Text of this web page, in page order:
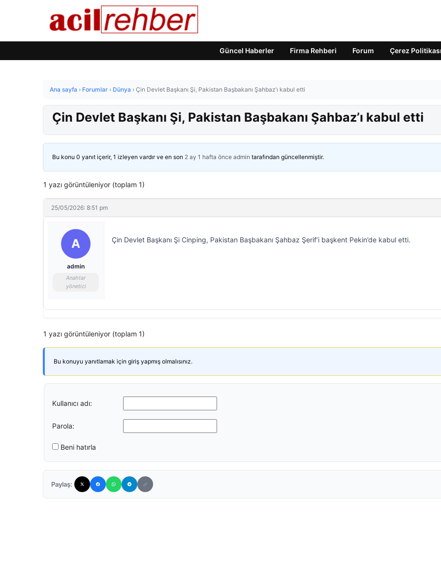
Güncel Haberler Firma Rehberi Forum Çerez Politikası
Ana sayfa › Forumlar › Dünya › Çin Devlet Başkanı Şi, Pakistan Başbakanı Şahbaz’ı kabul etti
Çin Devlet Başkanı Şi, Pakistan Başbakanı Şahbaz’ı kabul etti
Bu konu 0 yanıt içerir, 1 izleyen vardır ve en son 2 ay 1 hafta önce admin tarafından güncellenmiştir.
1 yazı görüntüleniyor (toplam 1)
25/05/2026: 8:51 pm
A
admin
Anahtar
yönetici
Çin Devlet Başkanı Şi Cinping, Pakistan Başbakanı Şahbaz Şerif’i başkent Pekin’de kabul etti.
1 yazı görüntüleniyor (toplam 1)
Bu konuyu yanıtlamak için giriş yapmış olmalısınız.
Kullanıcı adı:
Parola:
Beni hatırla
Paylaş: